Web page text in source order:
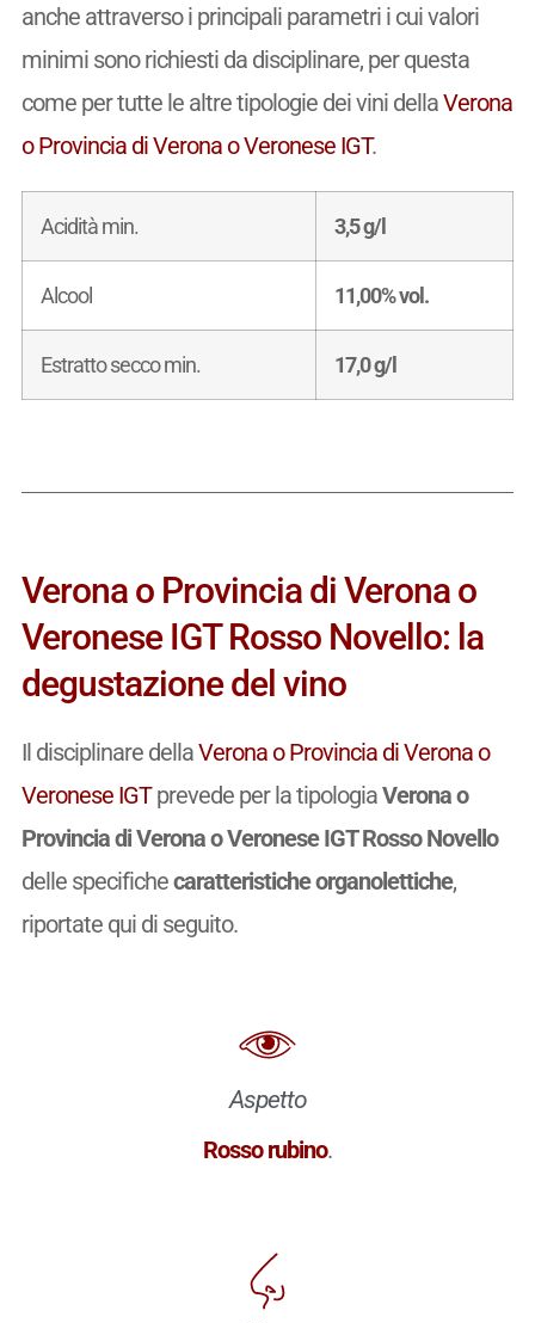
anche attraverso i principali parametri i cui valori
minimi sono richiesti da disciplinare, per questa
come per tutte le altre tipologie dei vini dellaVerona
o Provincia di Verona o Veronese IGT.
Acidità min. 3,5 g/l
Alcool 11,00% vol.
Estratto secco min. 17,0 g/l
Verona o Provincia di Verona o
Veronese IGT Rosso Novello: la
degustazione del vino
Il disciplinare dellaVerona o Provincia di Verona o
Veronese IGTprevede per la tipologiaVerona o
Provincia di Verona o Veronese IGT Rosso Novello
delle specifichecaratteristiche organolettiche,
riportate qui di seguito.
Aspetto
Rosso rubino.